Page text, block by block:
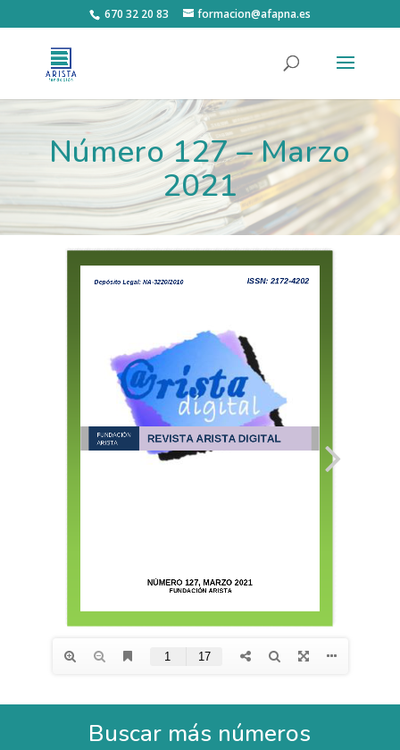
670 32 20 83 formacion@afapna.es
Número 127 – Marzo
2021
Buscar más números